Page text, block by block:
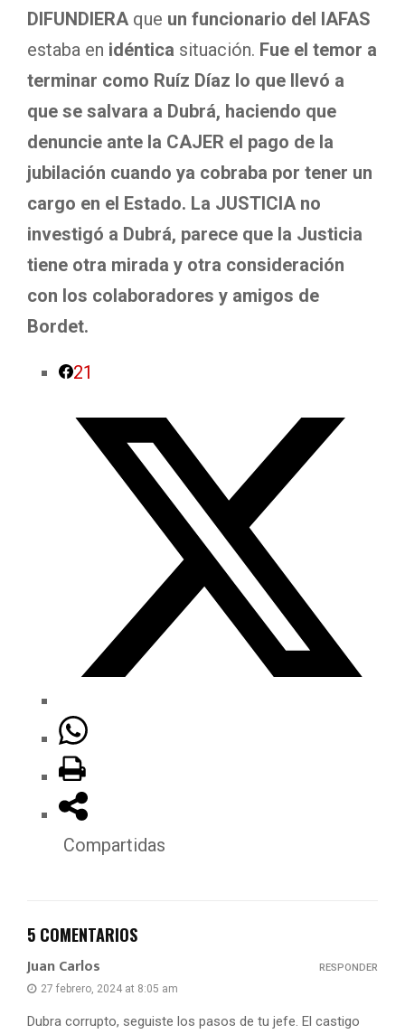
DIFUNDIERA que un funcionario del IAFAS
estaba en idéntica situación. Fue el temor a
terminar como Ruíz Díaz lo que llevó a
que se salvara a Dubrá, haciendo que
denuncie ante la CAJER el pago de la
jubilación cuando ya cobraba por tener un
cargo en el Estado. La JUSTICIA no
investigó a Dubrá, parece que la Justicia
tiene otra mirada y otra consideración
con los colaboradores y amigos de
Bordet.
21
Compartidas
5 COMENTARIOS
Juan Carlos
27 febrero, 2024 at 8:05 am
Dubra corrupto, seguiste los pasos de tu jefe. El castigo
RESPONDER